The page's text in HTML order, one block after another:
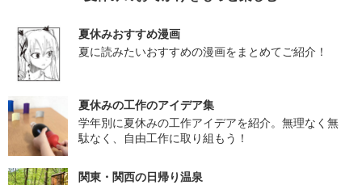
夏休みおすすめ漫画
夏に読みたいおすすめの漫画をまとめてご紹介！
夏休みの工作のアイデア集
学年別に夏休みの工作アイデアを紹介。無理なく無
駄なく、自由工作に取り組もう！
関東・関西の日帰り温泉